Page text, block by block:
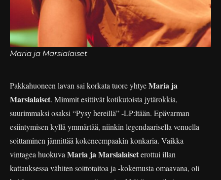
Maria ja Marsialaiset
Pakkahuoneen lavan sai korkata tuore yhtyeMaria ja
Marsialaiset. Mimmit esittivät kotikutoista jytärokkia,
suurimmaksi osaksi “Pysy hereillä” -LP:ltään. Epävarman
esiintymisen kyllä ymmärtää, niinkin legendaarisella venuella
soittaminen jännittää kokeneempaakin konkaria. Vaikka
vintagea huokuva Maria ja Marsialaiseterottui illan
kattauksessa vähiten soittotaitoa ja -kokemusta omaavana, oli